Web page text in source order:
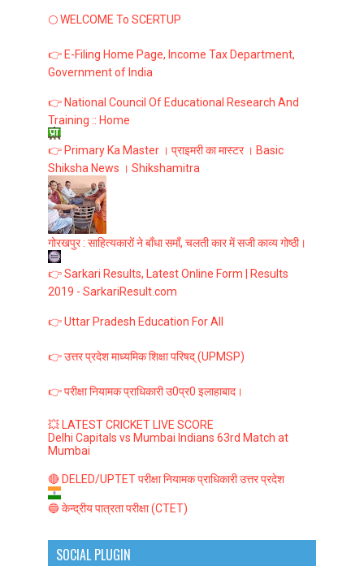
🌕 WELCOME To SCERTUP
👉 E-Filing Home Page, Income Tax Department,
Government of India
👉 National Council Of Educational Research And
Training :: Home
👉 Primary Ka Master । प्राइमरी का मास्टर । Basic
Shiksha News । Shikshamitra
गोरखपुर : साहित्यकारों ने बाँधा समाँ, चलती कार में सजी काव्य गोष्ठी।
👉 Sarkari Results, Latest Online Form | Results
2019 - SarkariResult.com
👉 Uttar Pradesh Education For All
👉 उत्तर प्रदेश माध्यमिक शिक्षा परिषद् (UPMSP)
👉 परीक्षा नियामक प्राधिकारी उ0प्र0 इलाहाबाद।
💥 LATEST CRICKET LIVE SCORE
Delhi Capitals vs Mumbai Indians 63rd Match at
Mumbai
🔴 DELED/UPTET परीक्षा नियामक प्राधिकारी उत्तर प्रदेश
🔵 केन्द्रीय पात्रता परीक्षा (CTET)
SOCIAL PLUGIN